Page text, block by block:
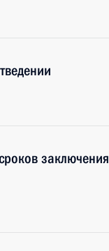
заключения